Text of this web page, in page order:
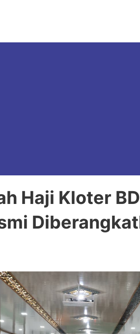
Haji Kloter